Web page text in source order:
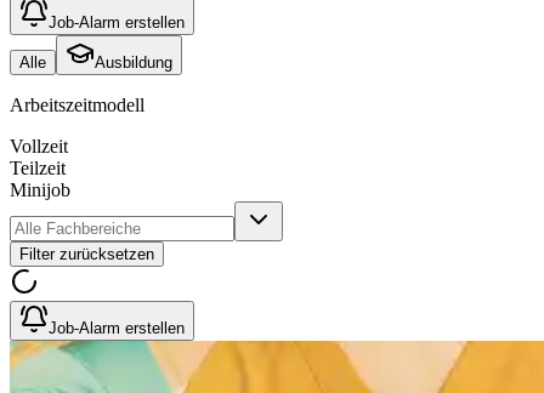
Job-Alarm erstellen
Alle Ausbildung
Arbeitszeitmodell
Vollzeit
Teilzeit
Minijob
Filter zurücksetzen
Job-Alarm erstellen